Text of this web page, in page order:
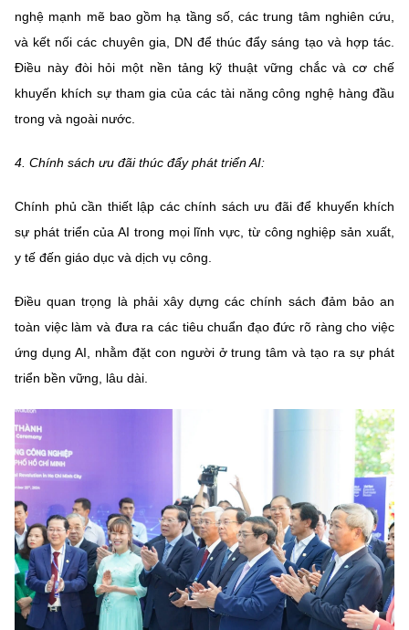
nghệ mạnh mẽ bao gồm hạ tầng số, các trung tâm nghiên cứu,
và kết nối các chuyên gia, DN để thúc đẩy sáng tạo và hợp tác.
Điều này đòi hỏi một nền tảng kỹ thuật vững chắc và cơ chế
khuyến khích sự tham gia của các tài năng công nghệ hàng đầu
trong và ngoài nước.
4. Chính sách ưu đãi thúc đẩy phát triển AI:
Chính phủ cần thiết lập các chính sách ưu đãi để khuyến khích
sự phát triển của AI trong mọi lĩnh vực, từ công nghiệp sản xuất,
y tế đến giáo dục và dịch vụ công.
Điều quan trọng là phải xây dựng các chính sách đảm bảo an
toàn việc làm và đưa ra các tiêu chuẩn đạo đức rõ ràng cho việc
ứng dụng AI, nhằm đặt con người ở trung tâm và tạo ra sự phát
triển bền vững, lâu dài.